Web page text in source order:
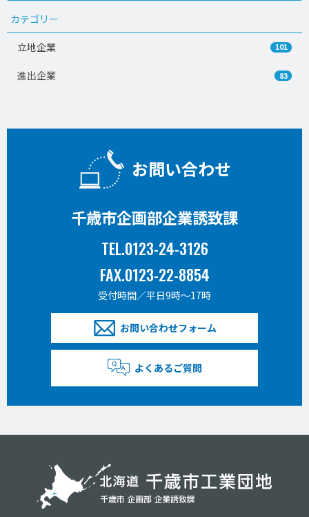
カテゴリー
立地企業 101
進出企業 83
お問い合わせ
千歳市企画部企業誘致課
TEL.0123-24-3126
FAX.0123-22-8854
受付時間／平日9時〜17時
お問い合わせフォーム
よくあるご質問